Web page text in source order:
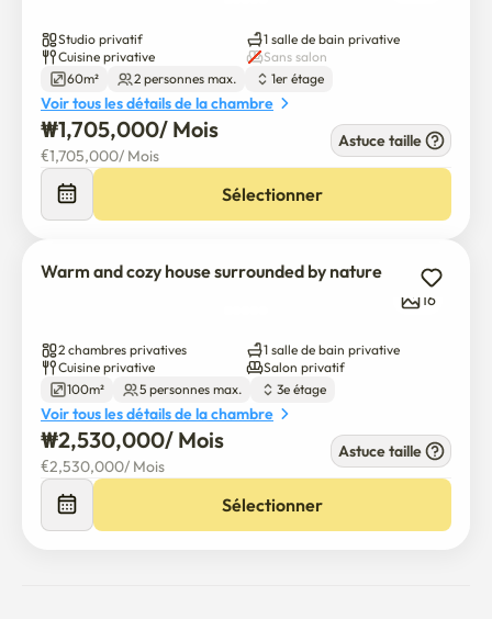
Studio privatif
1 salle de bain privative
Cuisine privative
Sans salon
60m²
2 personnes max. 1er étage
Voir tous les détails de la chambre
₩1,705,000/ Mois
€1,705,000/ Mois
Astuce taille
Sélectionner
Warm and cozy house surrounded by nature
16
2 chambres privatives
1 salle de bain privative
Cuisine privative
Salon privatif
100m²
5 personnes max. 3e étage
Voir tous les détails de la chambre
₩2,530,000/ Mois
€2,530,000/ Mois
Astuce taille
Sélectionner